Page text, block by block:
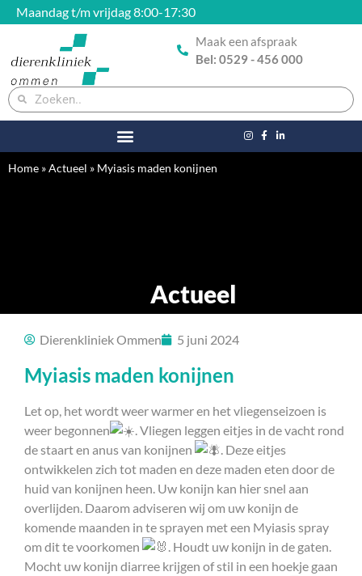
Maandag t/m vrijdag 8:00-17:30
Maak een afspraak
Bel: 0529 - 456 000
Home »Actueel » Myiasis maden konijnen
Actueel
Dierenkliniek Ommen 5 juni 2024
Myiasis maden konijnen
Let op, het wordt weer warmer en het vliegenseizoen is
weer begonnen
. Vliegen leggen eitjes in de vacht rond
de staart en anus van konijnen
. Deze eitjes
ontwikkelen zich tot maden en deze maden eten door de
huid van konijnen heen. Uw konijn kan hier snel aan
overlijden. Daarom adviseren wij om uw konijn de
komende maanden in te sprayen met een Myiasis spray
om dit te voorkomen
. Houdt uw konijn in de gaten.
Mocht uw konijn diarree krijgen of stil in een hoekje gaan